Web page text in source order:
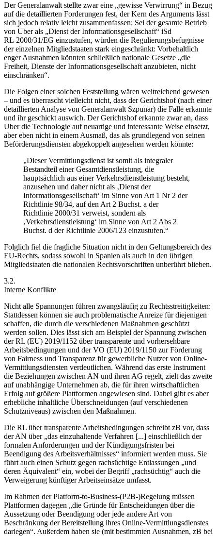
Der Generalanwalt stellte zwar eine „gewisse Verwirrung“ in Bezug
auf die detaillierten Forderungen fest, der Kern des Arguments lässt
sich jedoch relativ leicht zusammenfassen: Sei der gesamte Betrieb
von Uber als „Dienst der Informationsgesellschaft“ iSd
RL 2000/31/EG einzustufen, würden die Regulierungsbefugnisse
der einzelnen Mitgliedstaaten stark eingeschränkt: Vorbehaltlich
enger Ausnahmen könnten schließlich nationale Gesetze „die
Freiheit, Dienste der Informationsgesellschaft anzubieten, nicht
einschränken“.
Die Folgen einer solchen Feststellung wären weitreichend gewesen
– und es überrascht vielleicht nicht, dass der Gerichtshof (nach einer
detaillierten Analyse von Generalanwalt Szpunar) die Falle erkannte
und ihr geschickt auswich. Der Gerichtshof erkannte zwar an, dass
Uber die Technologie auf neuartige und interessante Weise einsetzt,
aber eben nicht in einem Ausmaß, das als grundlegend von seinen
Beförderungsdiensten abgekoppelt angesehen werden könnte:
„Dieser Vermittlungsdienst ist somit als integraler
Bestandteil einer Gesamtdienstleistung, die
hauptsächlich aus einer Verkehrsdienstleistung besteht,
anzusehen und daher nicht als ‚Dienst der
Informationsgesellschaft‘ im Sinne von Art 1 Nr 2 der
Richtlinie 98/34, auf den Art 2 Buchst. a der
Richtlinie 2000/31 verweist, sondern als
‚Verkehrsdienstleistung‘ im Sinne von Art 2 Abs 2
Buchst. d der Richtlinie 2006/123 einzustufen.“
Folglich fiel die fragliche Situation nicht in den Geltungsbereich des
EU-Rechts, sodass sowohl in Spanien als auch in den übrigen
Mitgliedstaaten die nationalen Rechtsvorschriften unberührt blieben.
3.2.
Interne Konflikte
Nicht alle Spannungen führen zwangsläufig zu Rechtsstreitigkeiten:
Stattdessen können sie auch problematische Anreize für diejenigen
schaffen, die durch die verschiedenen Maßnahmen geschützt
werden sollen. Dies lässt sich am Beispiel der Spannung zwischen
der RL (EU) 2019/1152 über transparente und vorhersehbare
Arbeitsbedingungen und der VO (EU) 2019/1150 zur Förderung
von Fairness und Transparenz für gewerbliche Nutzer von Online-
Vermittlungsdiensten verdeutlichen. Während das erste Instrument
die Beziehungen zwischen AN und ihren AG regelt, zielt das zweite
auf unabhängige Unternehmen ab, die für ihren wirtschaftlichen
Erfolg auf größere Plattformen angewiesen sind. Dabei gibt es aber
erhebliche inhaltliche Überschneidungen (auf verschiedenen
Schutzniveaus) zwischen den Maßnahmen.
Die RL über transparente Arbeitsbedingungen schreibt zB vor, dass
der AN über „das einzuhaltende Verfahren [...] einschließlich der
formalen Anforderungen und der Kündigungsfristen bei
Beendigung des Arbeitsverhältnisses“ informiert werden muss. Sie
führt auch einen Schutz gegen rachsüchtige Entlassungen „und
deren Äquivalent“ ein, wobei der Begriff „rachsüchtig“ auch die
Verweigerung künftiger Arbeitseinsätze umfasst.
Im Rahmen der Platform-to-Business-(P2B-)Regelung müssen
Plattformen dagegen „die Gründe für Entscheidungen über die
Aussetzung oder Beendigung oder jede andere Art von
Beschränkung der Bereitstellung ihres Online-Vermittlungsdienstes
darlegen“. Außerdem haben sie (mit bestimmten Ausnahmen, zB bei